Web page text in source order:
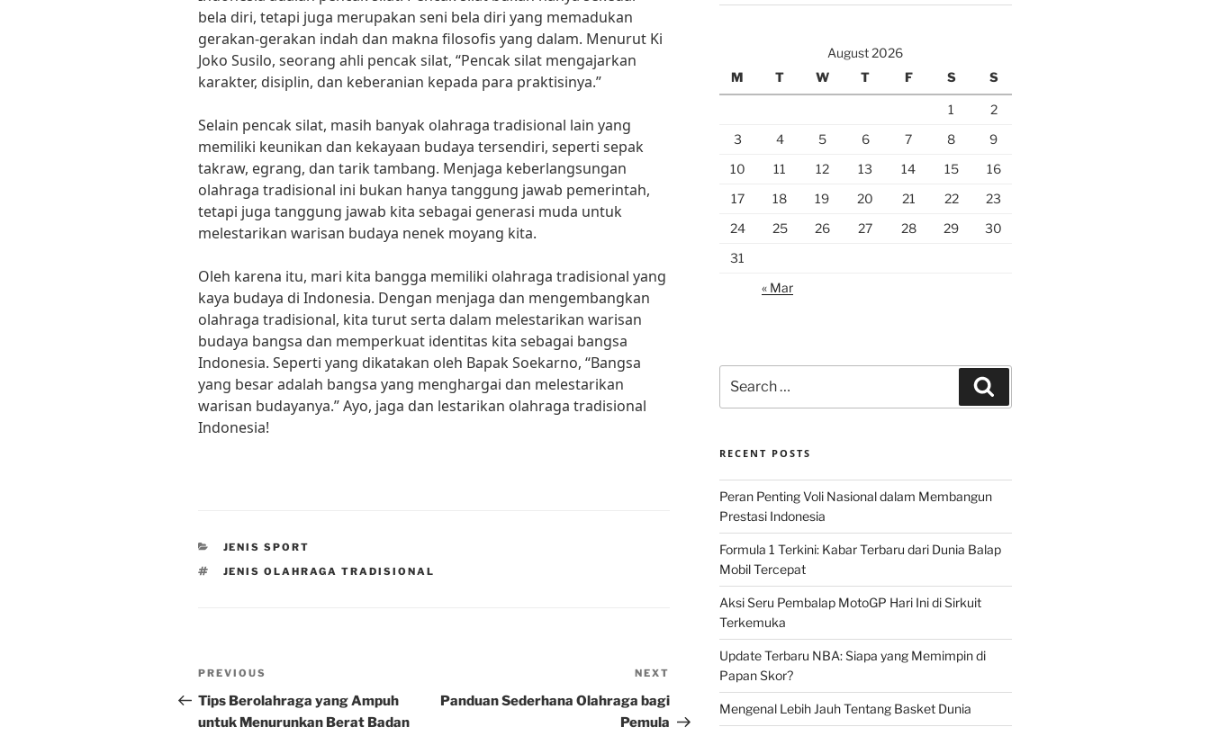
bela diri, tetapi juga merupakan seni bela diri yang memadukan
gerakan-gerakan indah dan makna filosofis yang dalam. Menurut Ki
Joko Susilo, seorang ahli pencak silat, “Pencak silat mengajarkan
karakter, disiplin, dan keberanian kepada para praktisinya.”
Selain pencak silat, masih banyak olahraga tradisional lain yang
memiliki keunikan dan kekayaan budaya tersendiri, seperti sepak
takraw, egrang, dan tarik tambang. Menjaga keberlangsungan
olahraga tradisional ini bukan hanya tanggung jawab pemerintah,
tetapi juga tanggung jawab kita sebagai generasi muda untuk
melestarikan warisan budaya nenek moyang kita.
Oleh karena itu, mari kita bangga memiliki olahraga tradisional yang
kaya budaya di Indonesia. Dengan menjaga dan mengembangkan
olahraga tradisional, kita turut serta dalam melestarikan warisan
budaya bangsa dan memperkuat identitas kita sebagai bangsa
Indonesia. Seperti yang dikatakan oleh Bapak Soekarno, “Bangsa
yang besar adalah bangsa yang menghargai dan melestarikan
warisan budayanya.” Ayo, jaga dan lestarikan olahraga tradisional
Indonesia!
CATEGORIES
JENIS SPORT
TAGS
JENIS OLAHRAGA TRADISIONAL
Post
navigation
Previous
Post
PREVIOUS
Tips Berolahraga yang Ampuh
untuk Menurunkan Berat Badan
Post
NEXT
Panduan Sederhana Olahraga bagi
Pemula
August 2026
M
T W T F S S
1
2
3
4 5 6 7 8
9
10
11 12 13 14 15
16
17
18 19 20 21 22
23
24
25 26 27 28 29
30
31
« Mar
for:
RECENT POSTS
Peran Penting Voli Nasional dalam Membangun
Prestasi Indonesia
Formula 1 Terkini: Kabar Terbaru dari Dunia Balap
Mobil Tercepat
Aksi Seru Pembalap MotoGP Hari Ini di Sirkuit
Terkemuka
Update Terbaru NBA: Siapa yang Memimpin di
Papan Skor?
Mengenal Lebih Jauh Tentang Basket Dunia